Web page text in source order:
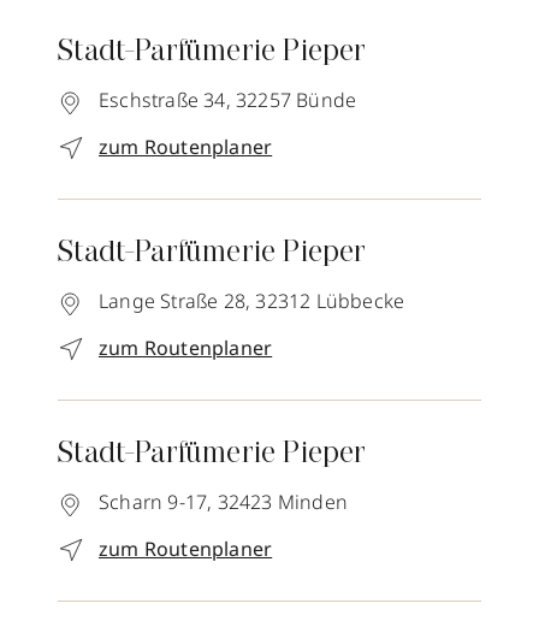
Stadt-Parfümerie Pieper
Eschstraße 34, 32257 Bünde
zum Routenplaner
Stadt-Parfümerie Pieper
Lange Straße 28, 32312 Lübbecke
zum Routenplaner
Stadt-Parfümerie Pieper
Scharn 9-17, 32423 Minden
zum Routenplaner